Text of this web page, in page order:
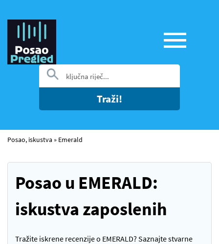
Traži!
Posao, iskustva » Emerald
Posao u EMERALD:
iskustva zaposlenih
Tražite iskrene recenzije o EMERALD? Saznajte stvarne